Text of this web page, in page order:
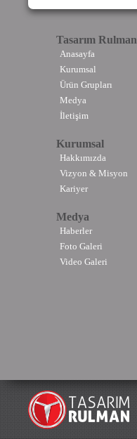
Tasarım Rulman
Anasayfa
Kurumsal
Ürün Grupları
Medya
İletişim
Kurumsal
Hakkımızda
Vizyon & Misyon
Kariyer
Medya
Haberler
Foto Galeri
Video Galeri